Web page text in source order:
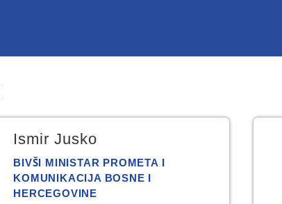
Ismir Jusko
BIVŠI MINISTAR PROMETA I
KOMUNIKACIJA BOSNE I
HERCEGOVINE